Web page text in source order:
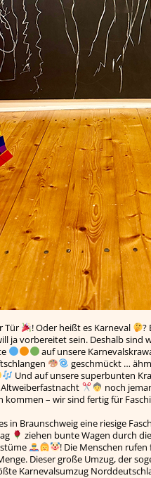
Tür ! Oder heißt es Karneval
?
ja vorbereitet sein. Deshalb sind
auf unsere
geschmückt …
Und auf unsere superbunten
noch
kommen – wir sind fertig für
in Braunschweig eine riesige
ziehen bunte Wagen durch
! Die Menschen
Dieser große Umzug, der
Karnevalsumzug